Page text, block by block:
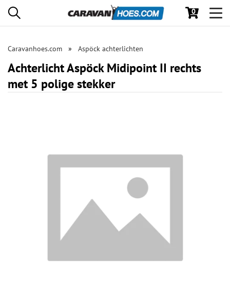
0
Caravanhoes.com Aspöck achterlichten
Achterlicht Aspöck Midipoint II rechts
met 5 polige stekker